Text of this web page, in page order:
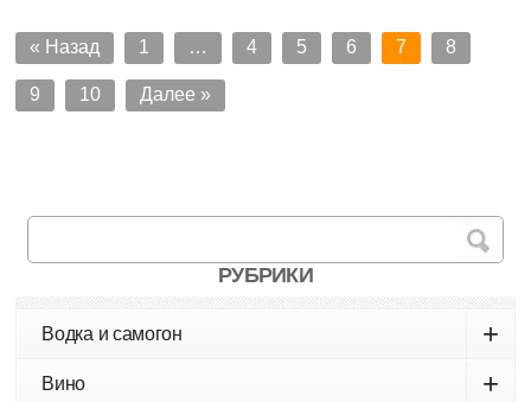
« Назад 1 … 4 5 6 7 8
9 10 Далее »
РУБРИКИ
Водка и самогон +
Вино +